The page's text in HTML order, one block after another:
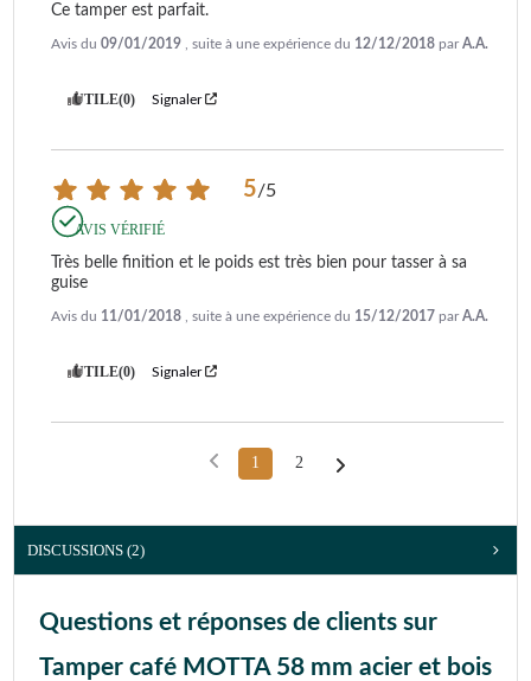
Ce tamper est parfait.
Avis du 09/01/2019 , suite à une expérience du 12/12/2018 parA.A.
UTILE(0) Signaler
5/5
AVIS VÉRIFIÉ
Très belle finition et le poids est très bien pour tasser à sa
guise
Avis du 11/01/2018 , suite à une expérience du 15/12/2017 parA.A.
UTILE(0) Signaler
1 2
DISCUSSIONS (2)
Questions et réponses de clients sur
Tamper café MOTTA 58 mm acier et bois